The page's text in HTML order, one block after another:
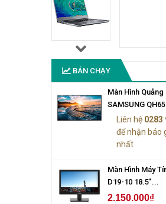
BÁN CHẠY
Màn Hình Quảng
SAMSUNG
Liên hệ 0283
để nhận báo
nhất
Màn Hình Máy
D19-10 18.5"...
2.150.000₫